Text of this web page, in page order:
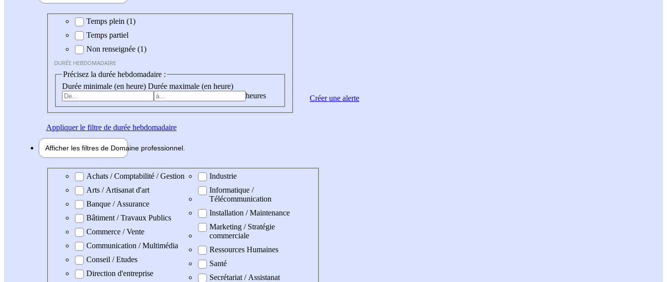
Durée hebdomadaire
Temps plein (1)
Temps partiel
Non renseignée (1)
DURÉE HEBDOMADAIRE
Précisez la durée hebdomadaire :
Durée minimale (en heure) Durée maximale (en heure)
heures
Appliquerle filtre de durée hebdomadaire
Afficher les filtres de Domaine professionnel
Domaine professionel
Achats / Comptabilité / Gestion
Arts / Artisanat d'art
Banque / Assurance
Bâtiment / Travaux Publics
Commerce / Vente
Communication / Multimédia
Conseil / Etudes
Direction d'entreprise
Industrie
Informatique /
Télécommunication
Installation / Maintenance
Marketing / Stratégie
commerciale
Ressources Humaines
Santé
Secrétariat / Assistanat
Créer une alerte